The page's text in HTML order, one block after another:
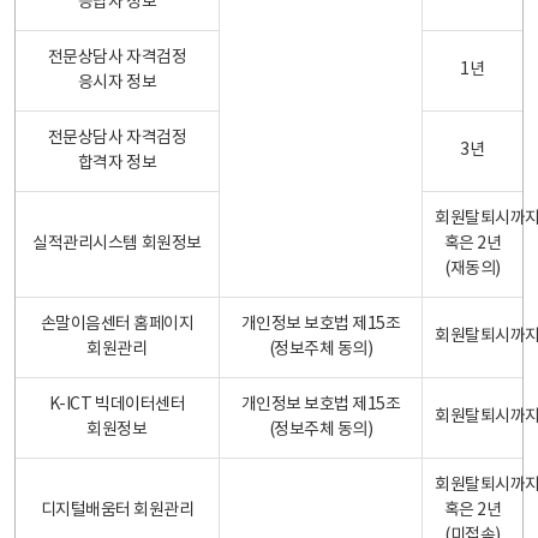
전문상담사 자격검정
응시자 정보
1년
전문상담사 자격검정
합격자 정보
3년
실적관리시스템 회원정보
회원탈퇴시까
혹은 2년
(재동의)
손말이음센터 홈페이지
회원관리
개인정보 보호법 제15조
(정보주체 동의)
회원탈퇴시까
K-ICT 빅데이터센터
회원정보
개인정보 보호법 제15조
(정보주체 동의)
회원탈퇴시까
디지털배움터 회원관리
회원탈퇴시까
혹은 2년